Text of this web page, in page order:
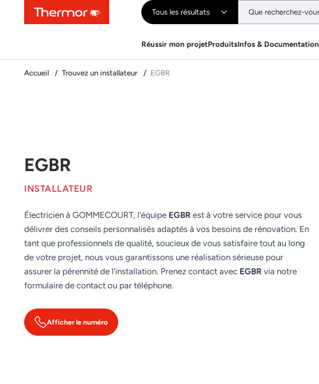
ContenuMenuRecherche Tous les résultats
Réussir mon projetProduitsInfos & Documentation
Accueil Trouvez un installateur EGBR
EGBR
INSTALLATEUR
Électricien à GOMMECOURT, l'équipe EGBR est à votre service pour vous
délivrer des conseils personnalisés adaptés à vos besoins de rénovation. En
tant que professionnels de qualité, soucieux de vous satisfaire tout au long
de votre projet, nous vous garantissons une réalisation sérieuse pour
assurer la pérennité de l'installation. Prenez contact avec EGBR via notre
formulaire de contact ou par téléphone.
Afficher le numéro